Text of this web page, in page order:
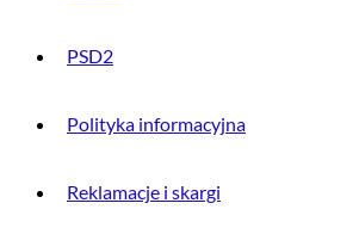
PSD2
Polityka informacyjna
Reklamacje i skargi